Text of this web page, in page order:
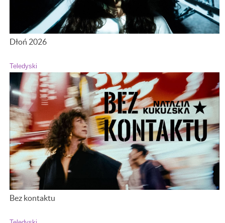
Dłoń 2026
Teledyski
Bez kontaktu